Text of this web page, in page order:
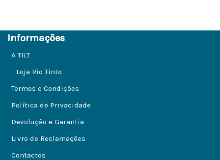
Informações
A TILT
Loja Rio Tinto
Termos e Condições
Política de Privacidade
Devolução e Garantia
Livro de Reclamações
Contactos